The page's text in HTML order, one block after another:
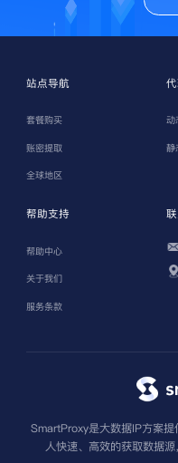
站点导航
套餐购买
账密提取
全球地区
动
静
帮助支持
帮助中心
关于我们
服务条款
SmartProxy是大数据IP方案
人快速、高效的获取数据